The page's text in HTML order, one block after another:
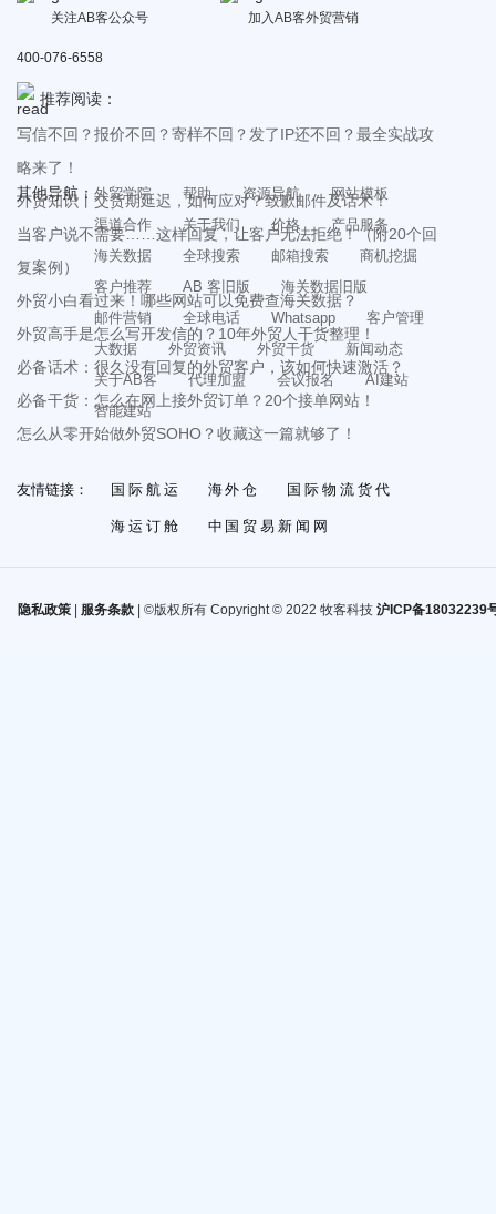
关注AB客公众号 加入AB客外贸营销
400-076-6558
推荐阅读：
写信不回？报价不回？寄样不回？发了IP还不回？最全实战攻
略来了！
外贸知识丨交货期延迟，如何应对？致歉邮件及话术！
当客户说不需要……这样回复，让客户无法拒绝！（附20个回
复案例）
外贸小白看过来！哪些网站可以免费查海关数据？
外贸高手是怎么写开发信的？10年外贸人干货整理！
必备话术：很久没有回复的外贸客户，该如何快速激活？
必备干货：怎么在网上接外贸订单？20个接单网站！
怎么从零开始做外贸SOHO？收藏这一篇就够了！
其他导航： 外贸学院 帮助 资源导航
网站模板
渠道合作
关于我们 价格
产品服务
海关数据
全球搜索 邮箱搜索
商机挖掘
客户推荐
AB 客旧版
海关数据旧版
邮件营销
全球电话 Whatsapp
客户管理
大数据
外贸资讯 外贸干货
新闻动态
关于AB客
代理加盟 会议报名
AI建站
智能建站
友情链接： 国际航运 海外仓 国际物流货代
海运订舱 中国贸易新闻网
隐私政策| 服务条款| ©版权所有 Copyright © 2022 牧客科技 沪ICP备18032239